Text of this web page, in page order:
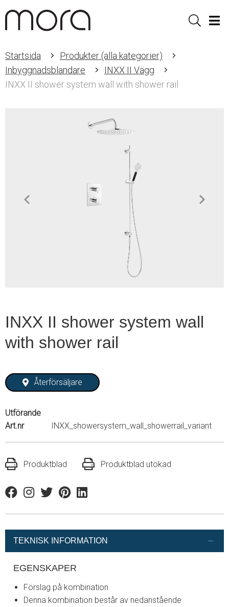
Sök
Startsida
Produkter (alla kategorier)
Inbyggnadsblandare
INXX II Vägg
INXX II shower system wall with shower rail
INXX II shower system wall
with shower rail
Återförsäljare
Utförande
Art.nr
INXX_showersystem_wall_showerrail_variant
Produktblad Produktblad utökad
FacebookInstagram
TwitterPinterestLinkedin
TEKNISK INFORMATION
EGENSKAPER
Förslag på kombination
Denna kombination består av nedanstående